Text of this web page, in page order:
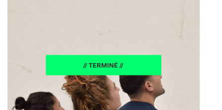
// TERMINÉ //